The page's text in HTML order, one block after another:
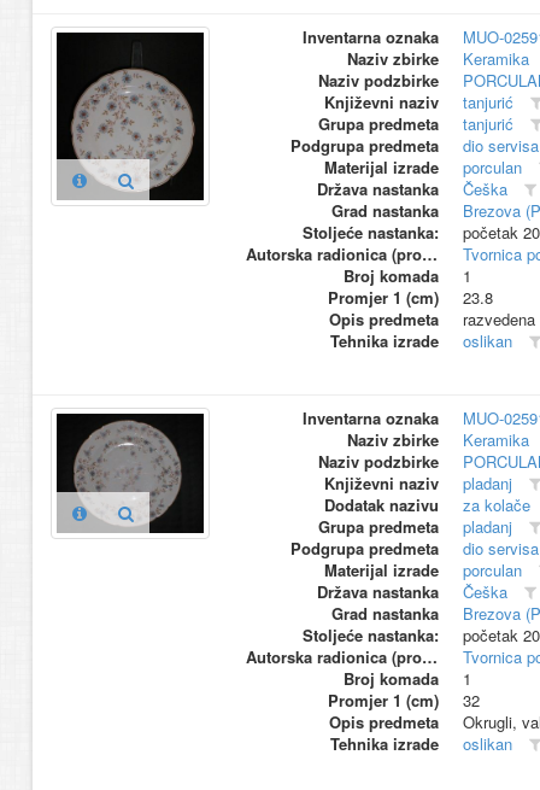
Inventarna oznaka
MUO-
Naziv zbirke
Keramika
Naziv podzbirke
Književni naziv
tanjurić
Grupa predmeta
tanjurić
Podgrupa predmeta
dio servisa
Materijal izrade
porculan
Država nastanka
Češka
Grad nastanka
Brezova
Stoljeće nastanka:
početak 20
Autorska radionica (proizvođač)
Tvornica
Broj komada
1
Promjer 1 (cm)
23.8
Opis predmeta
Tehnika izrade
oslikan
Inventarna oznaka
MUO-
Naziv zbirke
Keramika
Naziv podzbirke
Književni naziv
pladanj
Dodatak nazivu
za kolače
Grupa predmeta
pladanj
Podgrupa predmeta
dio servisa
Materijal izrade
porculan
Država nastanka
Češka
Grad nastanka
Brezova
Stoljeće nastanka:
početak 20
Autorska radionica (proizvođač)
Tvornica
Broj komada
1
Promjer 1 (cm)
32
Opis predmeta
Okrugli,
Tehnika izrade
oslikan